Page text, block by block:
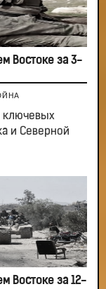
Востоке за 3-
ключевых
и Северной
Востоке за 12-